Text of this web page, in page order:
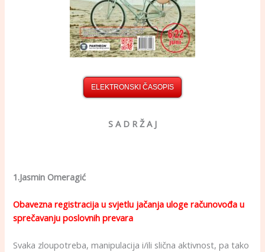
ELEKTRONSKI ČASOPIS
S A D R Ž A J
1.Jasmin Omeragić
Obavezna registracija u svjetlu jačanja uloge računovođa u
sprečavanju poslovnih prevara
Svaka zloupotreba, manipulacija i/ili slična aktivnost, pa tako